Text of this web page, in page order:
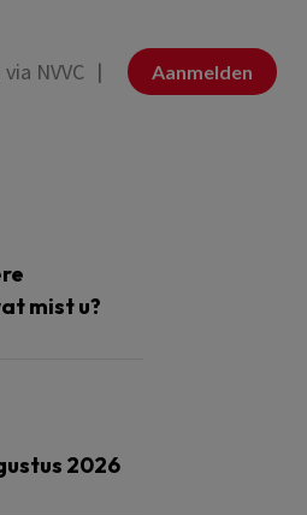
NVVC Aanmelden
mist u?
2026